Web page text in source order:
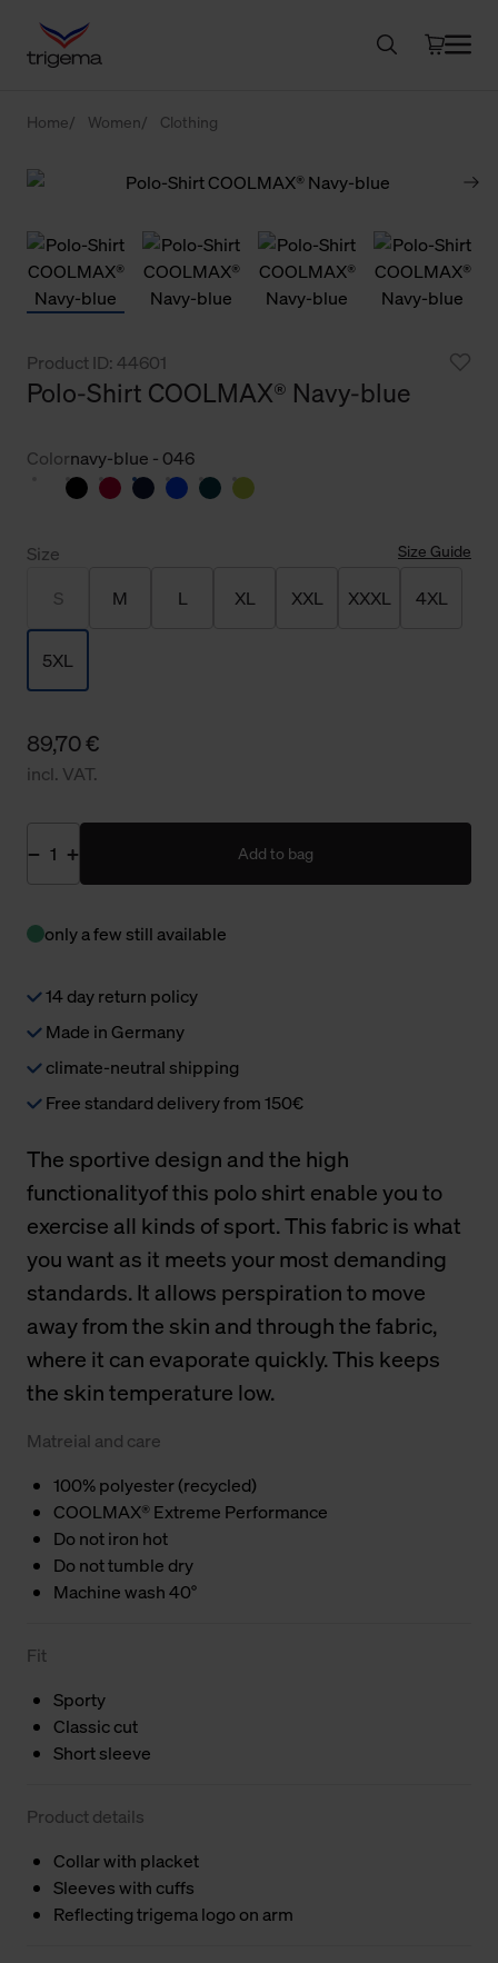
Home Women Clothing
Product ID: 44601
Polo-Shirt COOLMAX® Navy-blue
Colornavy-blue - 046
Size Size Guide
S M L XL XXL XXXL 4XL
5XL
89,70 €
incl. VAT.
Add to bag
only a few still available
14 day return policy
Made in Germany
climate-neutral shipping
Free standard delivery from 150€
The sportive design and the high
functionalityof this polo shirt enable you to
exercise all kinds of sport. This fabric is what
you want as it meets your most demanding
standards. It allows perspiration to move
away from the skin and through the fabric,
where it can evaporate quickly. This keeps
the skin temperature low.
Matreial and care
100% polyester (recycled)
COOLMAX® Extreme Performance
Do not iron hot
Do not tumble dry
Machine wash 40°
Fit
Sporty
Classic cut
Short sleeve
Product details
Collar with placket
Sleeves with cuffs
Reflecting trigema logo on arm